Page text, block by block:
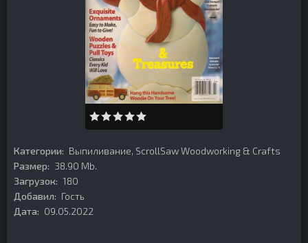
Категории: Выпиливание, ScrollSaw Woodworking & Crafts
Размер: 38.90 Mb.
Загрузок: 180
Добавил: Гость
Дата: 09.05.2022